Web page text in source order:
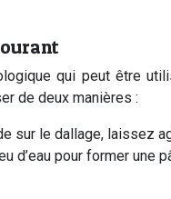
qui peut être
de deux manières :
sur le dallage, laissez
d’eau pour former